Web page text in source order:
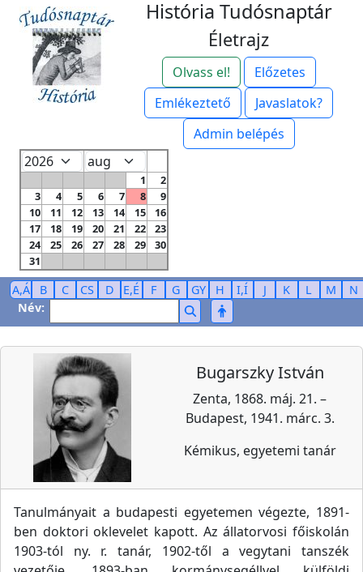
História Tudósnaptár
Életrajz
Olvass el!
Előzetes
Emlékeztető
Javaslatok?
Admin belépés
1
2
3
4 5 6 7 8
9
10
11 12 13 14 15
16
17
18 19 20 21 22
23
24
25 26 27 28 29
30
31
A,Á B C CS D E,É F G GY H I,Í J K L M
N
Név:
Bugarszky István
Zenta, 1868. máj. 21. –
Budapest, 1941. márc. 3.
Kémikus, egyetemi tanár
Tanulmányait a budapesti egyetemen végezte, 1891-
ben doktori oklevelet kapott. Az állatorvosi főiskolán
1903-tól ny. r. tanár, 1902-től a vegytani tanszék